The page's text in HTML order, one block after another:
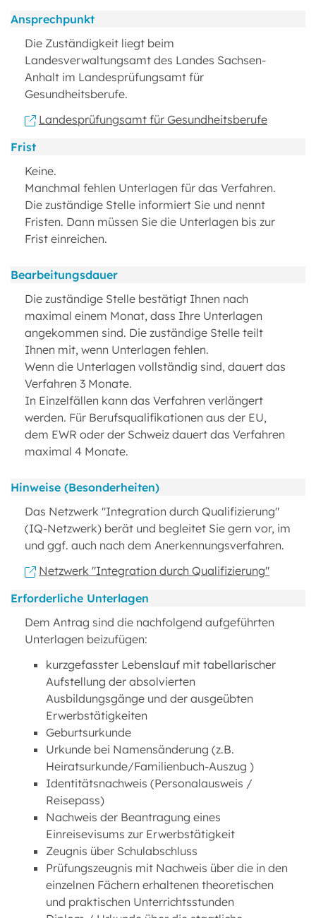
Ansprechpunkt
Die Zuständigkeit liegt beim
Landesverwaltungsamt des Landes Sachsen-
Anhalt im Landesprüfungsamt für
Gesundheitsberufe.
Landesprüfungsamt für Gesundheitsberufe
Frist
Keine.
Manchmal fehlen Unterlagen für das Verfahren.
Die zuständige Stelle informiert Sie und nennt
Fristen. Dann müssen Sie die Unterlagen bis zur
Frist einreichen.
Bearbeitungsdauer
Die zuständige Stelle bestätigt Ihnen nach
maximal einem Monat, dass Ihre Unterlagen
angekommen sind. Die zuständige Stelle teilt
Ihnen mit, wenn Unterlagen fehlen.
Wenn die Unterlagen vollständig sind, dauert das
Verfahren 3 Monate.
In Einzelfällen kann das Verfahren verlängert
werden. Für Berufsqualifikationen aus der EU,
dem EWR oder der Schweiz dauert das Verfahren
maximal 4 Monate.
Hinweise (Besonderheiten)
Das Netzwerk "Integration durch Qualifizierung"
(IQ-Netzwerk) berät und begleitet Sie gern vor, im
und ggf. auch nach dem Anerkennungsverfahren.
Netzwerk "Integration durch Qualifizierung"
Erforderliche Unterlagen
Dem Antrag sind die nachfolgend aufgeführten
Unterlagen beizufügen:
kurzgefasster Lebenslauf mit tabellarischer
Aufstellung der absolvierten
Ausbildungsgänge und der ausgeübten
Erwerbstätigkeiten
Geburtsurkunde
Urkunde bei Namensänderung (z.B.
Heiratsurkunde/Familienbuch-Auszug )
Identitätsnachweis (Personalausweis /
Reisepass)
Nachweis der Beantragung eines
Einreisevisums zur Erwerbstätigkeit
Zeugnis über Schulabschluss
Prüfungszeugnis mit Nachweis über die in den
einzelnen Fächern erhaltenen theoretischen
und praktischen Unterrichtsstunden